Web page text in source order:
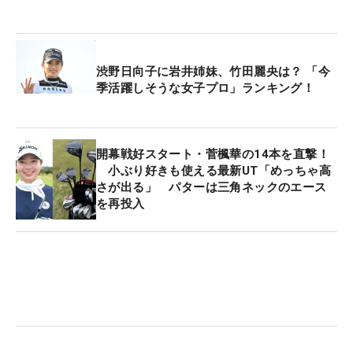
渋野日向子に岩井姉妹、竹田麗央は？ 「今
季活躍しそうな女子プロ」ランキング！
開幕戦好スタート・菅楓華の14本を直撃！
小ぶり好きも使える最新UT「めっちゃ高
さが出る」 パターは三角ネックのエース
を再投入